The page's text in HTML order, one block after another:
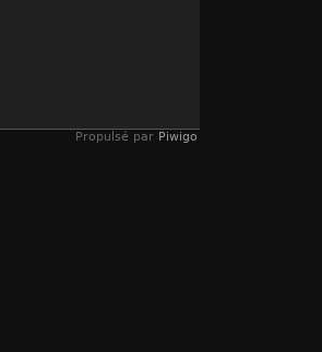
Propulsé par Piwigo